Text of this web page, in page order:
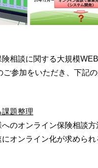
相談に関する大規模
参加をいただき、下記
題整理
のオンライン保険相談
ン化が求められる